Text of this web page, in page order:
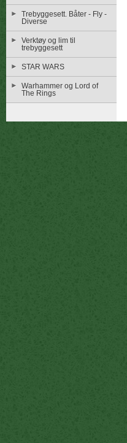
Trebyggesett. Båter - Fly -
Diverse
Verktøy og lim til
trebyggesett
STAR WARS
Warhammer og Lord of
The Rings